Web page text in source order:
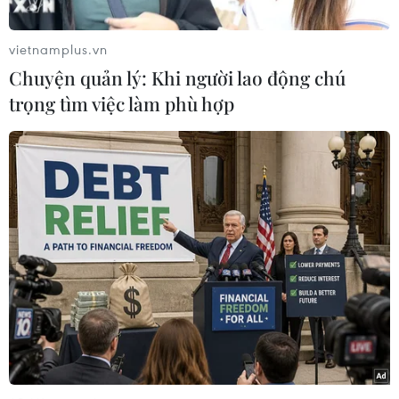
mình.
Camera đã ghi lại cảnh tượng khiến nhiều
người dân bức xúc. Một nam thanh niên xăm
trổ đứng ra giữa đường, liên tục cản trở các
phương tiện đang lưu thông. Đối tượng này
thậm chí còn dọa nạt, muốn tấn công tài xế và
người đi đường.
Tài khoản đăng tải video cho biết, sự việc xảy ra
vào tối ngày 9/4 trên đường Nguyễn Lương
Bằng thuộc quận Đống Đa, thành phố Hà Nội.
Đáng chú ý, nam thanh niên gây rối trật tự công
cộng còn bế thêm một cháu nhỏ.
Sau khi đưa cháu bé vào một quán ăn, đối tượng
vietnamplus.vn
Chuyện quản lý: Khi người lao động chú
trọng tìm việc làm phù hợp